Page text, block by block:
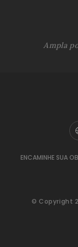
Ampla
ENCAMINHE SUA
© Copyright